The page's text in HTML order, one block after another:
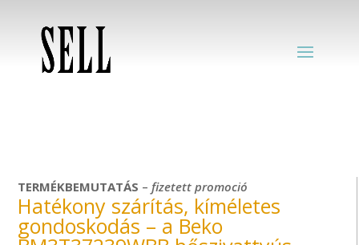
TERMÉKBEMUTATÁS –fizetett promoció
Hatékony szárítás, kíméletes
gondoskodás – a Beko